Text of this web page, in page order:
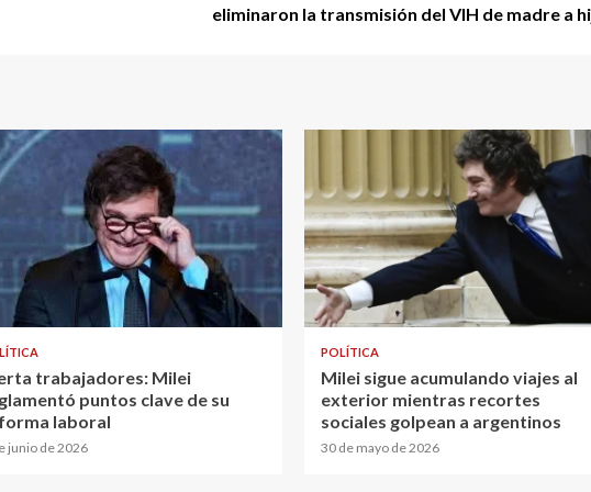
eliminaron la transmisión del VIH de madre a
trabajadores: Milei
puntos clave de su
laboral
junio de 2026
POLÍTICA
Milei sigue acumulando viajes al
exterior mientras recortes
sociales golpean a argentinos
30 de mayo de 2026